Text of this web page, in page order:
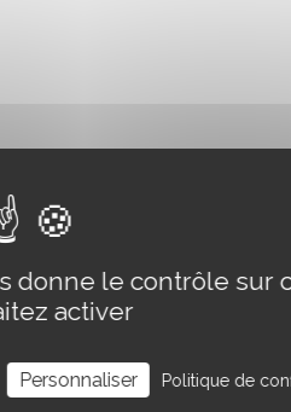
donne le contrôle sur
activer
Personnaliser Politique de